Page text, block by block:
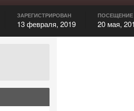
ЗАРЕГИСТРИРОВАН
13 февраля, 2019
ПОСЕЩЕНИЕ
20 мая,